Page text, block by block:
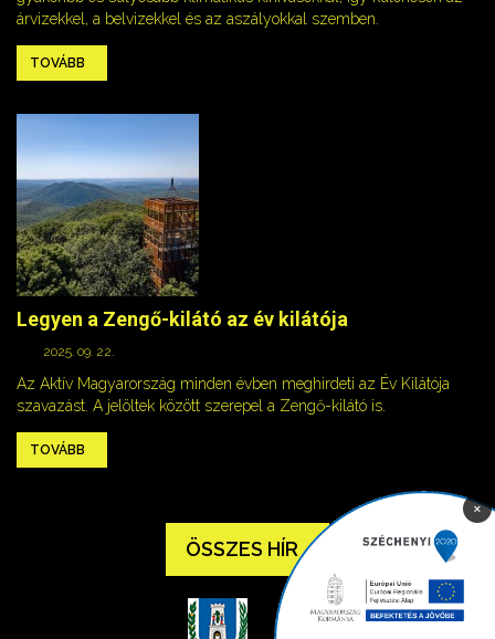
árvizekkel, a belvizekkel és az aszályokkal szemben.
TOVÁBB
Legyen a Zengő-kilátó az év kilátója
2025. 09. 22.
Az Aktív Magyarország minden évben meghirdeti az Év Kilátója
szavazást. A jelöltek között szerepel a Zengő-kilátó is.
TOVÁBB
ÖSSZES HÍR
×